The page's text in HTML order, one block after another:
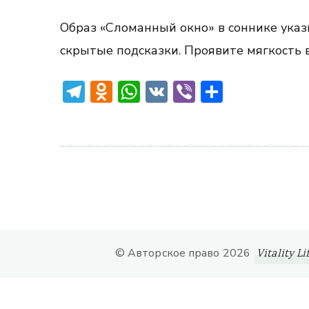
Образ «Сломанный окно» в соннике
скрытые подсказки. Проявите
Telegram
Odnoklassniki
WhatsApp
VKViber
© Авторское право 2026 Vitality